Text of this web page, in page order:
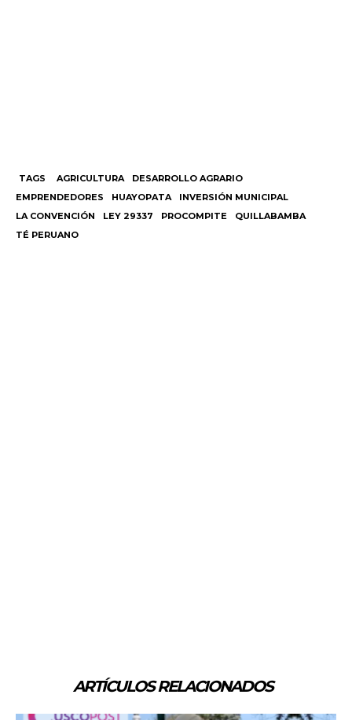
TAGS AGRICULTURA
DESARROLLO AGRARIO
EMPRENDEDORES
HUAYOPATA
INVERSIÓN MUNICIPAL
LA CONVENCIÓN
LEY 29337 PROCOMPITE
QUILLABAMBA
TÉ PERUANO
ARTÍCULOS RELACIONADOS